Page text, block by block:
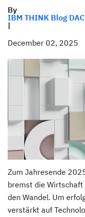
By
IBM THINK Blog
|
December 02, 2025
Zum Jahresende
bremst die
den Wandel. Um
verstärkt auf